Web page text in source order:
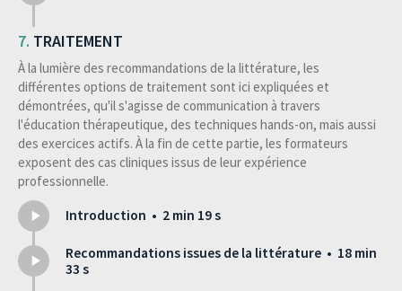
TRAITEMENT
À la lumière des recommandations de la littérature, les
différentes options de traitement sont ici expliquées et
démontrées, qu'il s'agisse de communication à travers
l'éducation thérapeutique, des techniques hands-on, mais aussi
des exercices actifs. À la fin de cette partie, les formateurs
exposent des cas cliniques issus de leur expérience
professionnelle.
Introduction • 2 min 19 s
Recommandations issues de la littérature • 18 min
33 s